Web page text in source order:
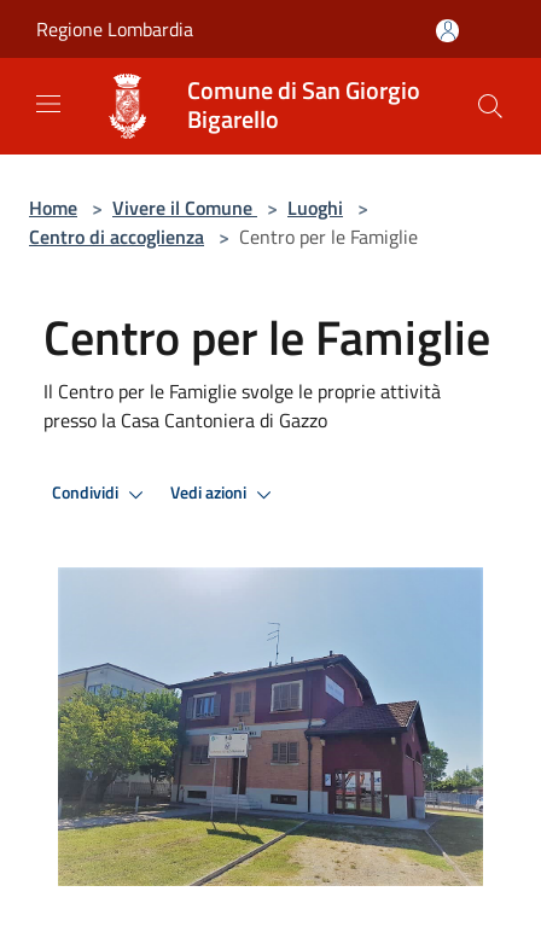
Regione Lombardia
Comune di San Giorgio
Bigarello
Home > Vivere il Comune > Luoghi >
Centro di accoglienza > Centro per le Famiglie
Centro per le Famiglie
Il Centro per le Famiglie svolge le proprie attività
presso la Casa Cantoniera di Gazzo
Condividi Vedi azioni